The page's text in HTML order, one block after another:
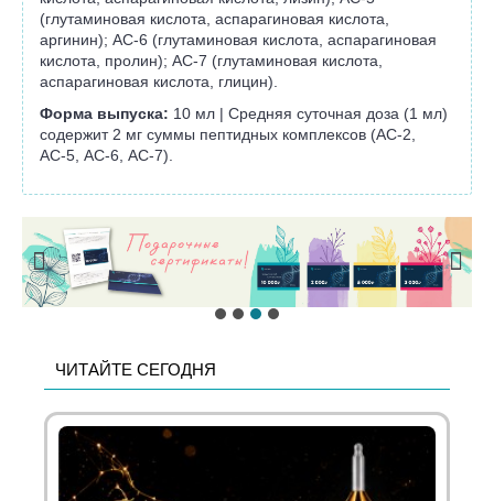
(глутаминовая кислота, аспарагиновая кислота,
аргинин); АС-6 (глутаминовая кислота, аспарагиновая
кислота, пролин); АС-7 (глутаминовая кислота,
аспарагиновая кислота, глицин).
Форма выпуска: 10 мл | Средняя суточная доза (1 мл)
содержит 2 мг суммы пептидных комплексов (АС-2,
АС-5, АС-6, АС-7).
ЧИТАЙТЕ СЕГОДНЯ